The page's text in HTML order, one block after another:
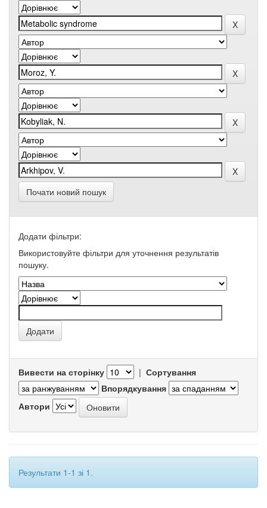
Почати новий пошук
Додати фільтри:
Використовуйте фільтри для уточнення результатів
пошуку.
Вивести на сторінку | Сортування
Впорядкування
Автори
Результати 1-1 зі 1.